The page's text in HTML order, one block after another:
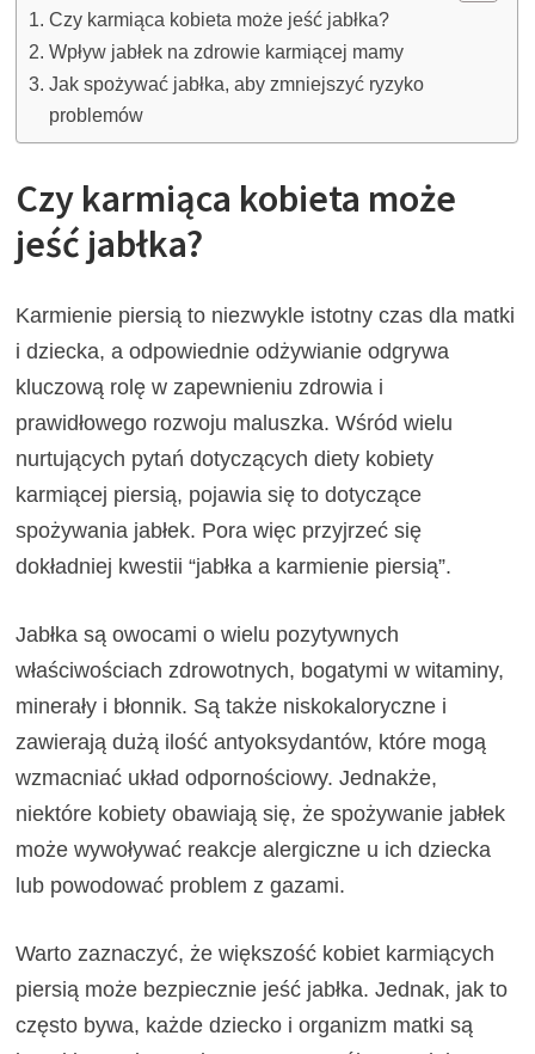
Czy karmiąca kobieta może jeść jabłka?
Wpływ jabłek na zdrowie karmiącej mamy
Jak spożywać jabłka, aby zmniejszyć ryzyko
problemów
Czy karmiąca kobieta może
jeść jabłka?
Karmienie piersią to niezwykle istotny czas dla matki
i dziecka, a odpowiednie odżywianie odgrywa
kluczową rolę w zapewnieniu zdrowia i
prawidłowego rozwoju maluszka. Wśród wielu
nurtujących pytań dotyczących diety kobiety
karmiącej piersią, pojawia się to dotyczące
spożywania jabłek. Pora więc przyjrzeć się
dokładniej kwestii “jabłka a karmienie piersią”.
Jabłka są owocami o wielu pozytywnych
właściwościach zdrowotnych, bogatymi w witaminy,
minerały i błonnik. Są także niskokaloryczne i
zawierają dużą ilość antyoksydantów, które mogą
wzmacniać układ odpornościowy. Jednakże,
niektóre kobiety obawiają się, że spożywanie jabłek
może wywoływać reakcje alergiczne u ich dziecka
lub powodować problem z gazami.
Warto zaznaczyć, że większość kobiet karmiących
piersią może bezpiecznie jeść jabłka. Jednak, jak to
często bywa, każde dziecko i organizm matki są